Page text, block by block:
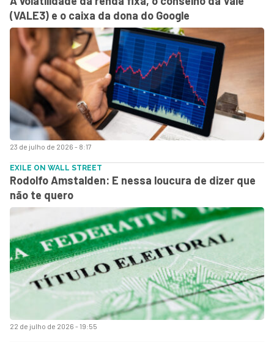
23 de julho de 2026 - 8:17
(VALE3) e o caixa da dona do Google
22 de julho de 2026 - 19:55
EXILE ON WALL STREET
Rodolfo Amstalden: E nessa loucura de dizer que
não te quero